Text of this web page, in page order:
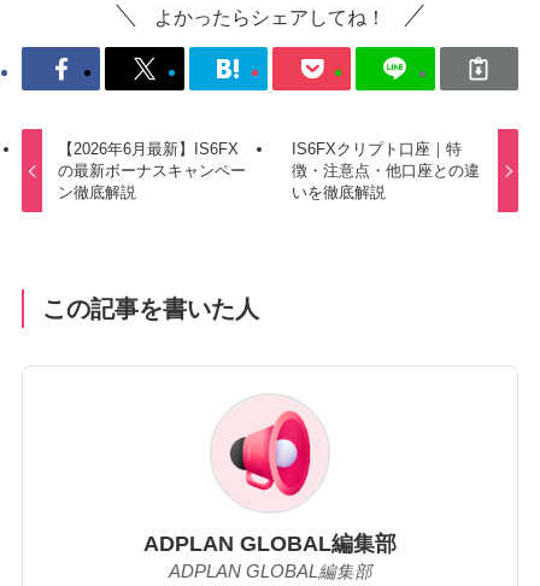
よかったらシェアしてね！
【2026年6月最新】IS6FX
の最新ボーナスキャンペー
ン徹底解説
IS6FXクリプト口座｜特
徴・注意点・他口座との違
いを徹底解説
この記事を書いた人
ADPLAN GLOBAL編集部
ADPLAN GLOBAL編集部